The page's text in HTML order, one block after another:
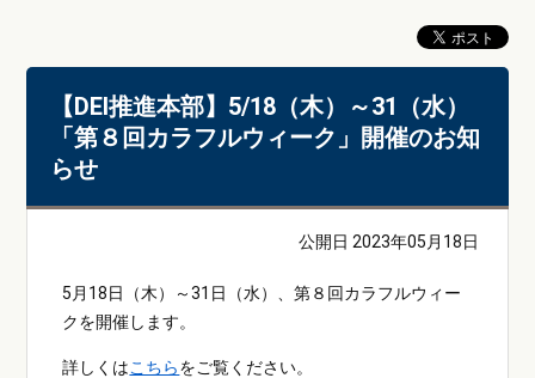
【DEI推進本部】5/18（木）～31（水）
「第８回カラフルウィーク」開催のお知
らせ
公開日 2023年05月18日
5月18日（木）～31日（水）、第８回カラフルウィー
クを開催します。
詳しくはこちらをご覧ください。